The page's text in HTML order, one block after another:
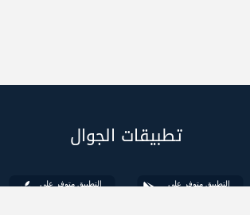
تطبيقات الجوال